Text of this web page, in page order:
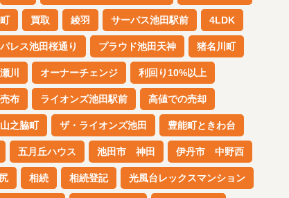
買取 綾羽 サーパス池田駅前 4LDK
レス池田桜通り プラウド池田天神 猪名川町
瀬川 オーナーチェンジ 利回り10%以上
売布 ライオンズ池田駅前 高値での売却
山之脇町 ザ・ライオンズ池田 豊能町ときわ台
五月丘ハウス 池田市 神田 伊丹市 中野西
相続 相続登記 光風台レックスマンション